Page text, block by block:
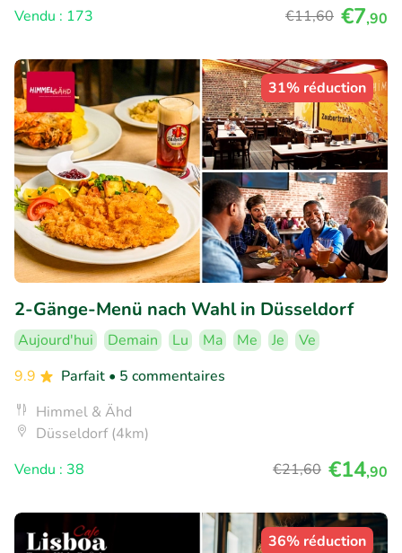
Vendu : 173
€11,60 €7,90
31% réduction
2-Gänge-Menü nach Wahl in Düsseldorf
Aujourd'hui Demain Lu Ma Me Je
Ve
9.9
Parfait • 5 commentaires
Himmel & Ähd
Düsseldorf (4km)
Vendu : 38
€21,60 €14,90
36% réduction